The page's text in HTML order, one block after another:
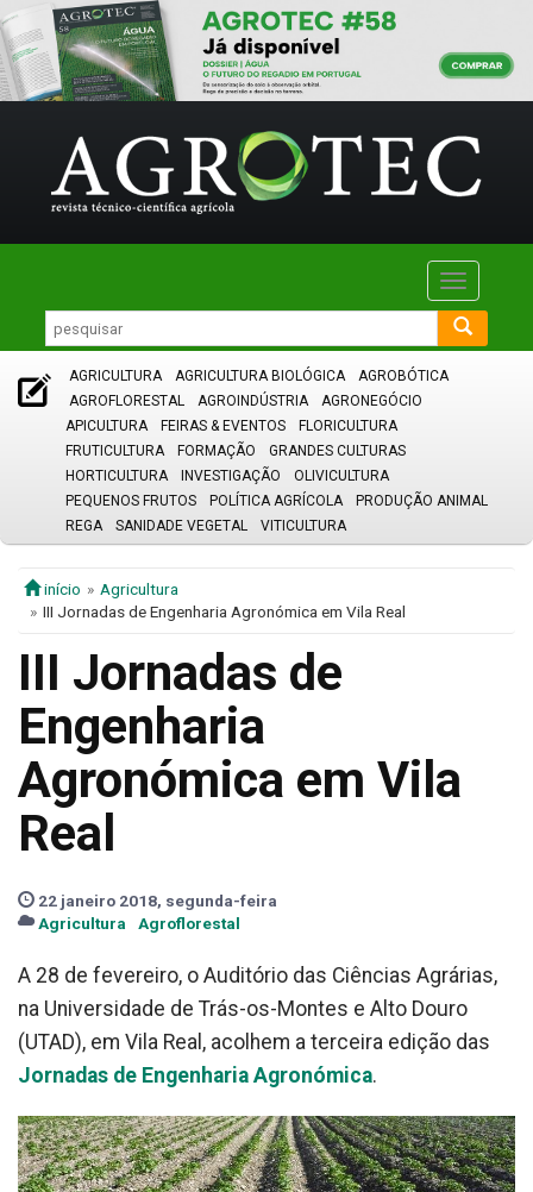
Toggle
AGRICULTURA AGRICULTURA BIOLÓGICA
AGROBÓTICA
AGROFLORESTAL
AGROINDÚSTRIA
AGRONEGÓCIO
APICULTURA
FEIRAS & EVENTOS
FLORICULTURA
FRUTICULTURA
FORMAÇÃO
GRANDES CULTURAS
HORTICULTURA
INVESTIGAÇÃO
OLIVICULTURA
PEQUENOS FRUTOS
POLÍTICA AGRÍCOLA
PRODUÇÃO ANIMAL
REGA
SANIDADE VEGETAL VITICULTURA
início
Agricultura
III Jornadas de Engenharia Agronómica em Vila Real
III Jornadas de
Engenharia
Agronómica em Vila
Real
22 janeiro 2018, segunda-feira
Agricultura
Agroflorestal
A 28 de fevereiro, o Auditório das Ciências Agrárias,
na Universidade de Trás-os-Montes e Alto Douro
(UTAD), em Vila Real, acolhem a terceira edição das
Jornadas de Engenharia Agronómica.